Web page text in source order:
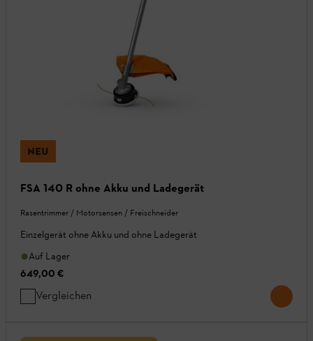
NEU
FSA 140 R ohne Akku und Ladegerät
Rasentrimmer / Motorsensen / Freischneider
Einzelgerät ohne Akku und ohne Ladegerät
Auf Lager
649,00 €
Vergleichen